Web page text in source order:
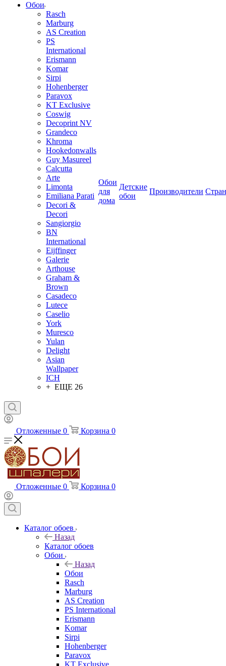
Обои
Rasch
Marburg
AS Creation
PS
International
Erismann
Komar
Sirpi
Hohenberger
Paravox
KT Exclusive
Coswig
Decoprint NV
Grandeco
Khroma
Hookedonwalls
Guy Masureel
Calcutta
Arte
Limonta
Emiliana Parati
Decori &
Decori
Sangiorgio
BN
International
Eijffinger
Galerie
Arthouse
Graham &
Brown
Casadeco
Lutece
Caselio
York
Muresco
Yulan
Delight
Asian
Wallpaper
ICH
+ ЕЩЕ 26
Обои
для
дома
Детские
обои
Производители
Отложенные 0 Корзина 0
Отложенные 0 Корзина 0
Каталог обоев
Назад
Каталог обоев
Обои
Назад
Обои
Rasch
Marburg
AS Creation
PS International
Erismann
Komar
Sirpi
Hohenberger
Paravox
KT Exclusive